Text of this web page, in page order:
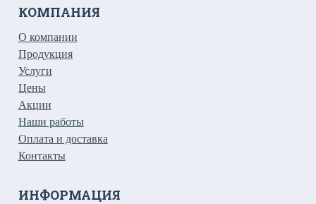
КОМПАНИЯ
О компании
Продукция
Услуги
Цены
Акции
Наши работы
Оплата и доставка
Контакты
ИНФОРМАЦИЯ